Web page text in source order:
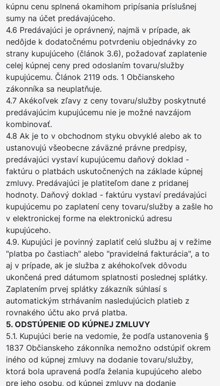
kúpnu cenu splnená okamihom pripísania príslušnej
sumy na účet predávajúceho.
4.6 Predávajúci je oprávnený, najmä v prípade, ak
nedôjde k dodatočnému potvrdeniu objednávky zo
strany kupujúceho (článok 3.6), požadovať zaplatenie
celej kúpnej ceny pred odoslaním tovaru/služby
kupujúcemu. Článok 2119 ods. 1 Občianskeho
zákonníka sa neuplatňuje.
4.7 Akékoľvek zľavy z ceny tovaru/služby poskytnuté
predávajúcim kupujúcemu nie je možné navzájom
kombinovať.
4.8 Ak je to v obchodnom styku obvyklé alebo ak to
ustanovujú všeobecne záväzné právne predpisy,
predávajúci vystaví kupujúcemu daňový doklad -
faktúru o platbách uskutočnených na základe kúpnej
zmluvy. Predávajúci je platiteľom dane z pridanej
hodnoty. Daňový doklad - faktúru vystaví predávajúci
kupujúcemu po zaplatení ceny tovaru/služby a zašle ho
v elektronickej forme na elektronickú adresu
kupujúceho.
4.9. Kupujúci je povinný zaplatiť celú službu aj v režime
"platba po častiach" alebo "pravidelná fakturácia", a to
aj v prípade, ak je služba z akéhokoľvek dôvodu
ukončená pred dátumom splatnosti poslednej splátky.
Zaplatením prvej splátky zákazník súhlasí s
automatickým strhávaním nasledujúcich platieb z
rovnakého účtu ako prvá platba.
5. ODSTÚPENIE OD KÚPNEJ ZMLUVY
5.1. Kupujúci berie na vedomie, že podľa ustanovenia §
1837 Občianskeho zákonníka nemožno odstúpiť okrem
iného od kúpnej zmluvy na dodanie tovaru/služby,
ktorá bola upravená podľa želania kupujúceho alebo
pre jeho osobu, od kúpnej zmluvy na dodanie